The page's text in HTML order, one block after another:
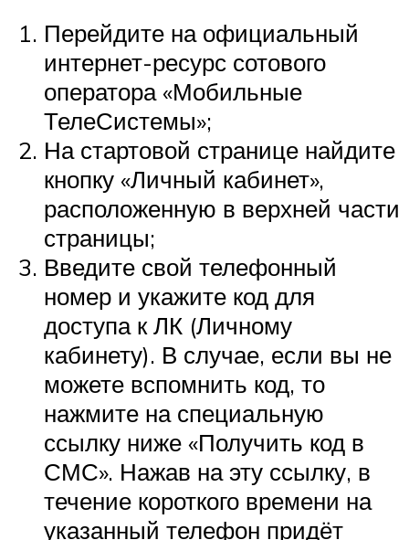
Перейдите на официальный
интернет-ресурс сотового
оператора «Мобильные
ТелеСистемы»;
На стартовой странице найдите
кнопку «Личный кабинет»,
расположенную в верхней части
страницы;
Введите свой телефонный
номер и укажите код для
доступа к ЛК (Личному
кабинету). В случае, если вы не
можете вспомнить код, то
нажмите на специальную
ссылку ниже «Получить код в
СМС». Нажав на эту ссылку, в
течение короткого времени на
указанный телефон придёт